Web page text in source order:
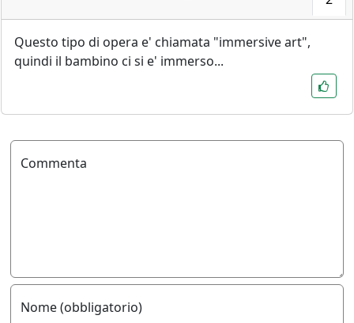
Questo tipo di opera e' chiamata "immersive art",
quindi il bambino ci si e' immerso...
Commenta
Nome (obbligatorio)